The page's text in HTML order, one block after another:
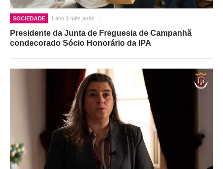
SOCIEDADE 1 ano 1 mês atrás
Presidente da Junta de Freguesia de Campanhã
condecorado Sócio Honorário da IPA